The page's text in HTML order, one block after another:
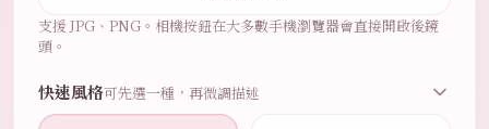
支援 JPG、PNG。相機按鈕在大多數手機瀏覽器會直接開啟後鏡
頭。
快速風格可先選一種，再微調描述